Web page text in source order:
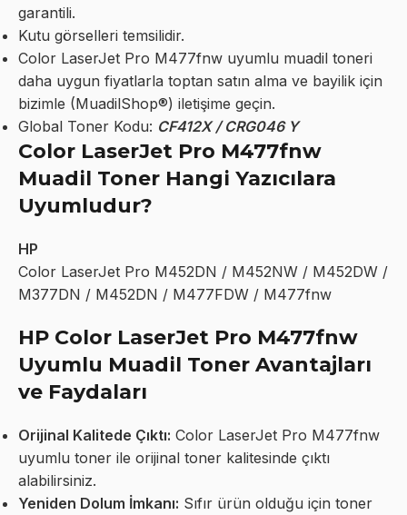
garantili.
Kutu görselleri temsilidir.
Color LaserJet Pro M477fnw uyumlu muadil toneri
daha uygun fiyatlarla toptan satın alma ve bayilik için
bizimle (MuadilShop®) iletişime geçin.
Global Toner Kodu: CF412X / CRG046 Y
Color LaserJet Pro M477fnw
Muadil Toner Hangi Yazıcılara
Uyumludur?
HP
Color LaserJet Pro M452DN / M452NW / M452DW /
M377DN / M452DN / M477FDW / M477fnw
HP Color LaserJet Pro M477fnw
Uyumlu Muadil Toner Avantajları
ve Faydaları
Orijinal Kalitede Çıktı: Color LaserJet Pro M477fnw
uyumlu toner ile orijinal toner kalitesinde çıktı
alabilirsiniz.
Yeniden Dolum İmkanı: Sıfır ürün olduğu için toner